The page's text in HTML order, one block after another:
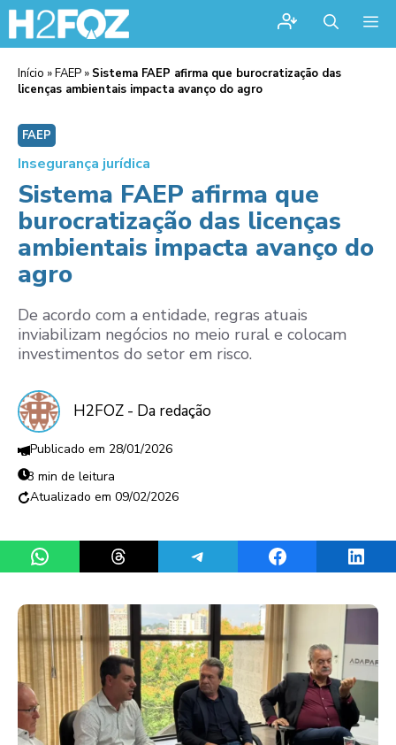
Início »FAEP » Sistema FAEP afirma que burocratização das
licenças ambientais impacta avanço do agro
FAEP
Insegurança jurídica
Sistema FAEP afirma que
burocratização das licenças
ambientais impacta avanço do
agro
De acordo com a entidade, regras atuais
inviabilizam negócios no meio rural e colocam
investimentos do setor em risco.
H2FOZ - Da redação
28/01/2026
3 min de leitura
09/02/2026
Share on WhatsAppShare on ThreadsShare on TelegramShare on Facebook